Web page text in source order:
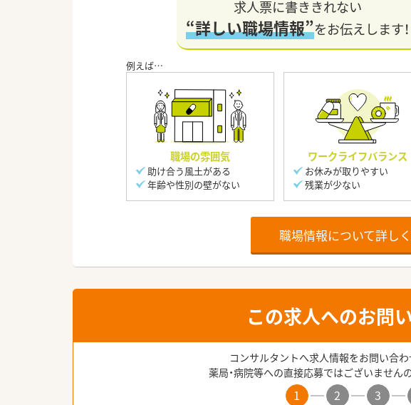
求人票に書ききれない
“詳しい職場情報”をお伝えします！
職場の雰囲気
助け合う風土がある
年齢や性別の壁がない
ワークライフバランス
お休みが取りやすい
残業が少ない
職場情報について詳し
この求人へのお問
コンサルタントへ求人情報をお問い合わ
薬局・病院等への直接応募ではございません
1 2 3